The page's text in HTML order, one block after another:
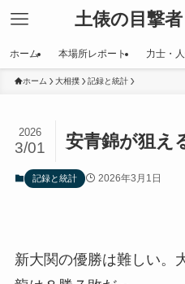
土俵の目撃者
ホーム 本場所レポート 力士・
ホーム 大相撲 記録と統計
安青錦が狙え
2026
3/01
記録と統計 2026年3月1日
新大関の優勝は難しい。